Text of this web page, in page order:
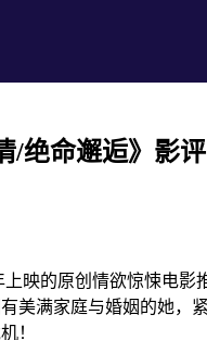
绝命邂逅》影
上映的原创情欲惊悚电
美满家庭与婚姻的她，
！